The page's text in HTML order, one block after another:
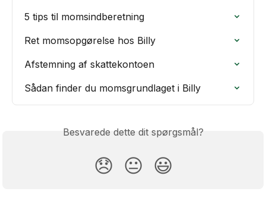
5 tips til momsindberetning
Ret momsopgørelse hos Billy
Afstemning af skattekontoen
Sådan finder du momsgrundlaget i Billy
Besvarede dette dit spørgsmål?
😞 😐 😃